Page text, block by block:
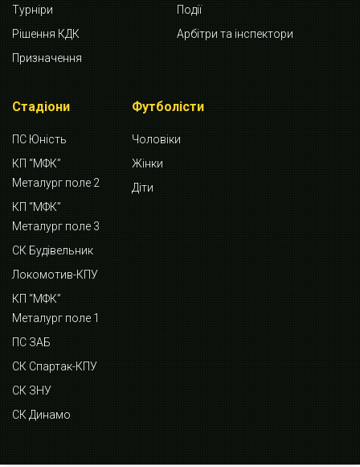
Турніри
Події
Рішення КДК
Арбітри та інспектори
Призначення
Стадіони
ПС Юність
КП “МФК”
Металург поле 2
КП “МФК”
Металург поле 3
СК Будівельник
Локомотив-КПУ
КП “МФК”
Металург поле 1
ПС ЗАБ
СК Спартак-КПУ
СК ЗНУ
СК Динамо
Футболісти
Чоловіки
Жінки
Діти